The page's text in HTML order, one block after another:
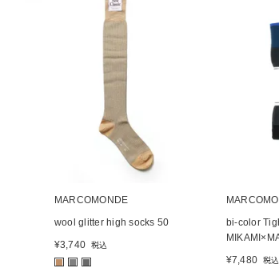
MARCOMONDE
wool glitter high socks 50
¥3,740 税込
■ ■ ■
bi-color
¥7,480 税込